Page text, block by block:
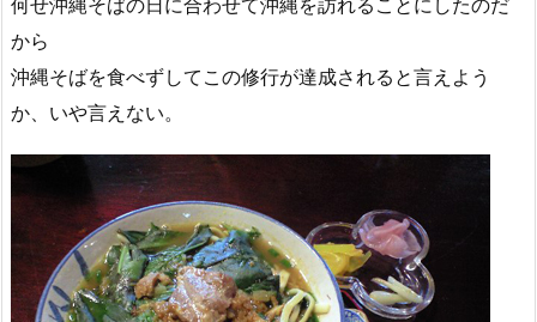
から
沖縄そばを食べずしてこの修行が達成されると言えよう
か、いや言えない。